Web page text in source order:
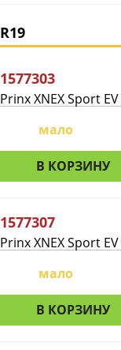
R19
1577303
Prinx XNEX Sport EV
мало
В КОРЗИНУ
1577307
Prinx XNEX Sport EV
мало
В КОРЗИНУ